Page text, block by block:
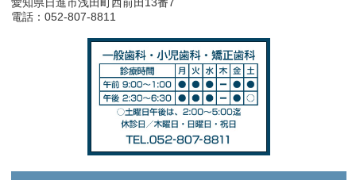
愛知県日進市浅田町西前田13番7
電話：052-807-8811